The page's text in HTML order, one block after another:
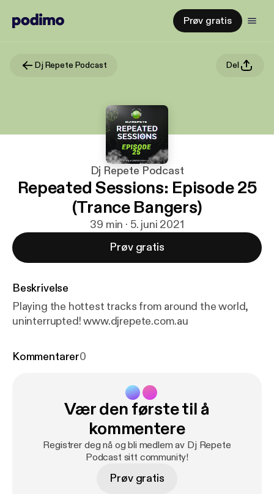
Prøv gratis
Dj Repete Podcast Del
Dj Repete Podcast
Repeated Sessions: Episode 25
(Trance Bangers)
39 min · 5. juni 2021
Prøv gratis
Beskrivelse
Playing the hottest tracks from around the world,
uninterrupted! www.djrepete.com.au
Kommentarer0
Vær den første til å
kommentere
Registrer deg nå og bli medlem av Dj Repete
Podcast sitt community!
Prøv gratis